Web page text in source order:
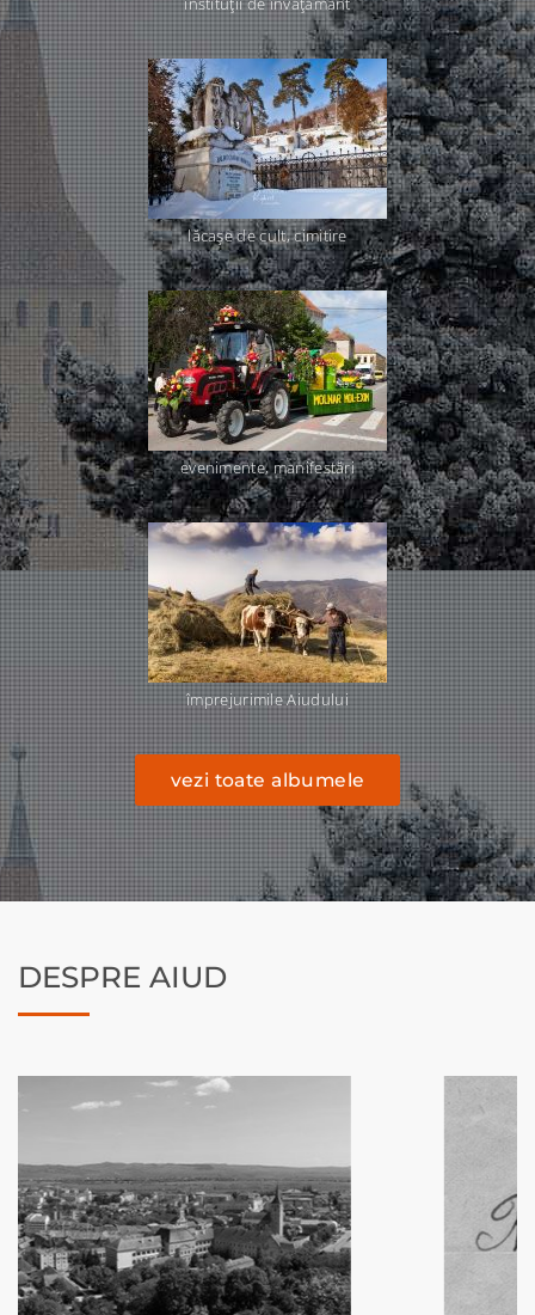
instituţii de învăţământ
lăcaşe de cult, cimitire
evenimente, manifestări
împrejurimile Aiudului
vezi toate albumele
DESPRE AIUD